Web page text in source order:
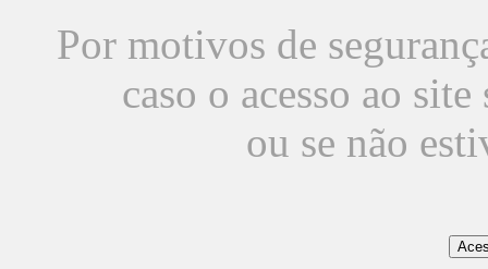
Por motivos de
caso o acesso ao
ou se não